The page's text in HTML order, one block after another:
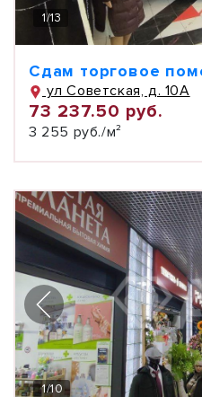
1/13
Сдам торговое
ул Советская, д. 10А
73 237.50 руб.
3 255 руб./м²
1/10